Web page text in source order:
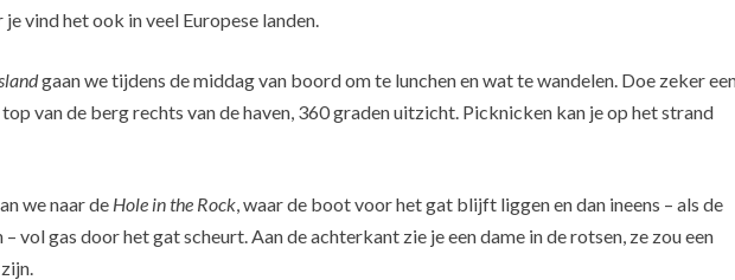
je vind het ook in veel Europese landen.
gaan we tijdens de middag van boord om te lunchen en wat te wandelen. Doe zeker
van de berg rechts van de haven, 360 graden uitzicht. Picknicken kan je op het strand
we naar de Hole in the Rock, waar de boot voor het gat blijft liggen en dan ineens – als de
vol gas door het gat scheurt. Aan de achterkant zie je een dame in de rotsen, ze zou een